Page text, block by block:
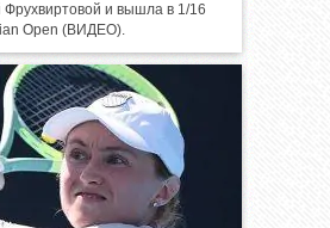
и вышла в 1/16
Open (ВИДЕО).